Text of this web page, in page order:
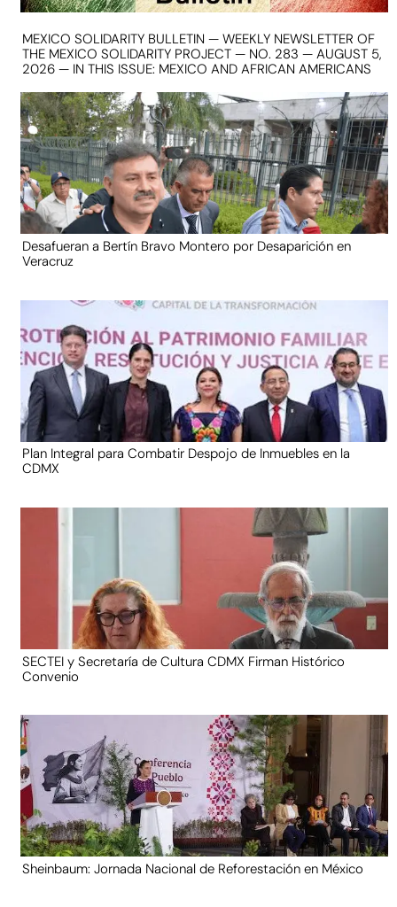
MEXICO SOLIDARITY BULLETIN — WEEKLY NEWSLETTER OF
THE MEXICO SOLIDARITY PROJECT — NO. 283 — AUGUST 5,
2026 — IN THIS ISSUE: MEXICO AND AFRICAN AMERICANS
Desafueran a Bertín Bravo Montero por Desaparición en
Veracruz
Plan Integral para Combatir Despojo de Inmuebles en la
CDMX
SECTEI y Secretaría de Cultura CDMX Firman Histórico
Convenio
Sheinbaum: Jornada Nacional de Reforestación en México